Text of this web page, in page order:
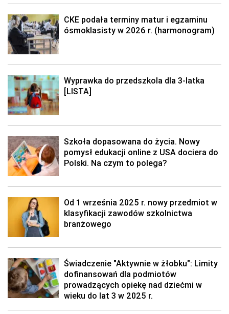
CKE podała terminy matur i egzaminu
ósmoklasisty w 2026 r. (harmonogram)
Wyprawka do przedszkola dla 3-latka
[LISTA]
Szkoła dopasowana do życia. Nowy
pomysł edukacji online z USA dociera do
Polski. Na czym to polega?
Od 1 września 2025 r. nowy przedmiot w
klasyfikacji zawodów szkolnictwa
branżowego
Świadczenie "Aktywnie w żłobku": Limity
dofinansowań dla podmiotów
prowadzących opiekę nad dziećmi w
wieku do lat 3 w 2025 r.